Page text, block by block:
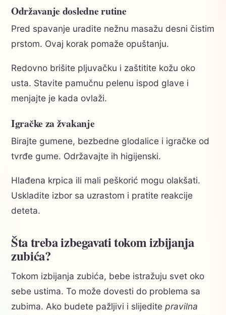
Održavanje dosledne rutine
Pred spavanje uradite nežnu masažu desni čistim
prstom. Ovaj korak pomaže opuštanju.
Redovno brišite pljuvačku i zaštitite kožu oko
usta. Stavite pamučnu pelenu ispod glave i
menjajte je kada ovlaži.
Igračke za žvakanje
Birajte gumene, bezbedne glodalice i igračke od
tvrđe gume. Održavajte ih higijenski.
Hlađena krpica ili mali peškorić mogu olakšati.
Uskladite izbor sa uzrastom i pratite reakcije
deteta.
Šta treba izbegavati tokom izbijanja
zubića?
Tokom izbijanja zubića, bebe istražuju svet oko
sebe ustima. To može dovesti do problema sa
zubima. Ako budete pažljivi i slijedite pravilna